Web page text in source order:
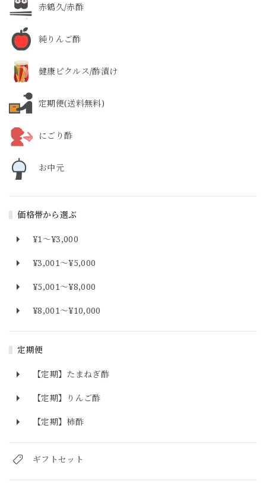
赤鶴久/赤酢
純りんご酢
健康ピクルス/酢漬け
定期便(送料無料)
にごり酢
お中元
価格帯から選ぶ
¥1〜¥3,000
¥3,001〜¥5,000
¥5,001〜¥8,000
¥8,001〜¥10,000
定期便
【定期】たまねぎ酢
【定期】りんご酢
【定期】柿酢
ギフトセット